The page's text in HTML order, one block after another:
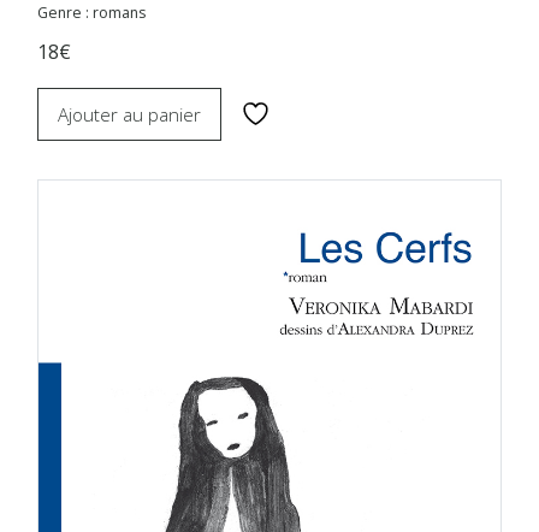
Genre : romans
18€
Ajouter au panier